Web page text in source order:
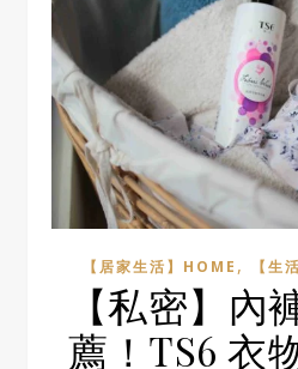
【居家生活】HOME , 【生
【私密】內
薦！TS6 衣